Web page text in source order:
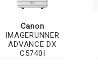
Canon
IMAGERUNNER
ADVANCE DX
C5740I